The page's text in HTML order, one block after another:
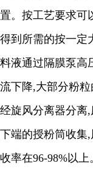
置。按工艺要求可
得到所需的按一定
料液通过隔膜泵高
流下降,大部分粉
经旋风分离器分离,
下端的授粉筒收集,
收率在96-98%以上